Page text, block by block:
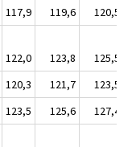
117,9 119,6
120,5
122,0 123,8
125,5
120,3 121,7
123,5
123,5 125,6
127,4